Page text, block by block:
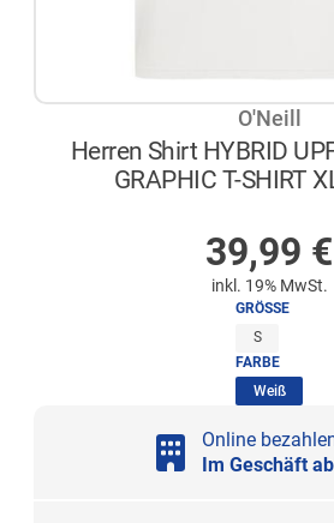
O'Neill
Herren Shirt HYBRID
GRAPHIC T-SHIRT
39,99 €
inkl. 19% MwSt.
GRÖSSE
S
FARBE
Weiß
Online
Im Geschäft